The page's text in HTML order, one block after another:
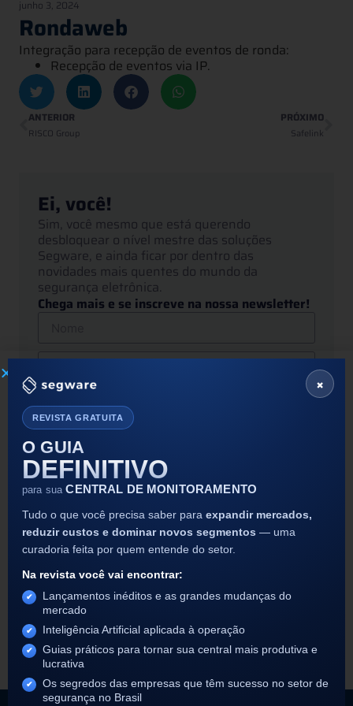
junho 3, 2024
Rondaweb
Integração para recepção de eventos de ronda:
Recepção de eventos via IP.
ANTERIOR
RISCO Group
PRÓXIMO
Safelink
Ei, você!
Sim, você mesmo que está querendo
desbloquear o nível mestre das soluções
Segware, e ainda ficar por dentro das
novidades mais quentes do mundo da
segurança eletrônica.
Chega mais e se inscreve na nossa newsletter!
Últimos posts
Rondaweb
eventos via IP.
LEIA MAIS
×
REVISTA GRATUITA
O GUIA
DEFINITIVO
para sua CENTRAL DE MONITORAMENTO
Tudo o que você precisa saber para expandir mercados,
reduzir custos e dominar novos segmentos — uma
curadoria feita por quem entende do setor.
Na revista você vai encontrar:
Lançamentos inéditos e as grandes mudanças do
mercado
Inteligência Artificial aplicada à operação
Guias práticos para tornar sua central mais produtiva e
lucrativa
Os segredos das empresas que têm sucesso no setor de
segurança no Brasil